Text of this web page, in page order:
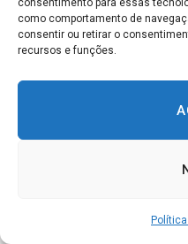
consentimento para essas
como comportamento de
consentir ou retirar o
recursos e funções.
ambiente de trabalho,
Psychology of Being”
importante de nossa